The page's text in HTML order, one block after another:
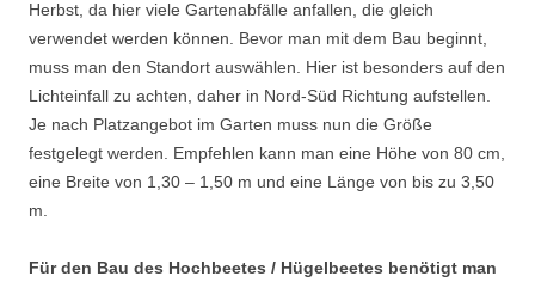
Herbst, da hier viele Gartenabfälle anfallen, die gleich
verwendet werden können. Bevor man mit dem Bau beginnt,
muss man den Standort auswählen. Hier ist besonders auf den
Lichteinfall zu achten, daher in Nord-Süd Richtung aufstellen.
Je nach Platzangebot im Garten muss nun die Größe
festgelegt werden. Empfehlen kann man eine Höhe von 80 cm,
eine Breite von 1,30 – 1,50 m und eine Länge von bis zu 3,50
m.
Für den Bau des Hochbeetes / Hügelbeetes benötigt man